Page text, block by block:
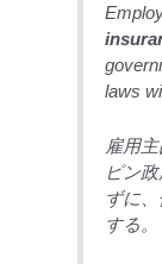
laws
雇用
ピン
ずに
する。